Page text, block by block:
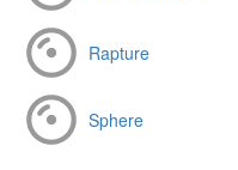
Rapture
Sphere